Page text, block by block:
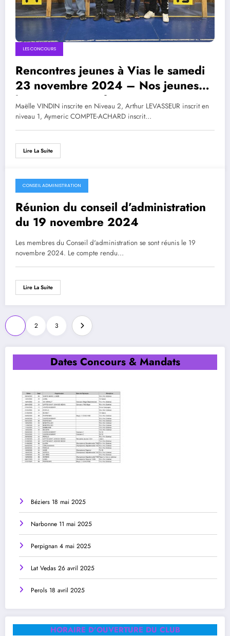
Dates Concours & Mandats
Béziers 18 mai 2025
Narbonne 11 mai 2025
Perpignan 4 mai 2025
Lat Vedas 26 avril 2025
Perols 18 avril 2025
HORAIRE D'OUVERTURE DU CLUB
LES CONCOURS
Rencontres jeunes à Vias le samedi
23 novembre 2024 – Nos jeunes
biterrois ont performé!
Maëlle VINDIN inscrite en Niveau 2, Arthur LEVASSEUR inscrit en
niveau 1, Aymeric COMPTE-ACHARD inscrit…
Lire La Suite
CONSEIL ADMINISTRATION
Réunion du conseil d’administration
du 19 novembre 2024
Les membres du Conseil d'administration se sont réunis le 19
novembre 2024. Le compte rendu…
Lire La Suite
Pagination
des
publications
2 3